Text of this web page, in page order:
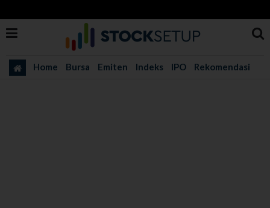
Home Bursa Emiten Indeks IPO Rekomendasi